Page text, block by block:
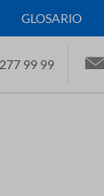
GLOSARIO
99 99